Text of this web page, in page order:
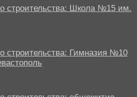
строительства: Школа №15 им.
строительства: Гимназия №10